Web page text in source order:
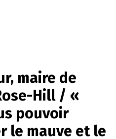
maire de
Hill / «
pouvoir
le mauve et le